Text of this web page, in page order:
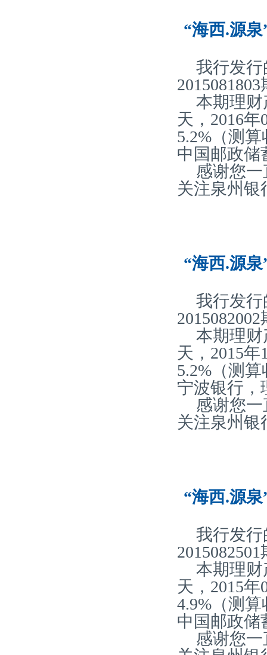
“海西.源
我行发行
本期理财
天，2016
5.2%（测
中国邮政储
感谢您
关注泉州银
“海西.源
我行发行
本期理财
天，2015
5.2%（测
宁波银行，
感谢您
关注泉州银
“海西.源
我行发行
本期理财
天，2015
4.9%（测
中国邮政储
感谢您